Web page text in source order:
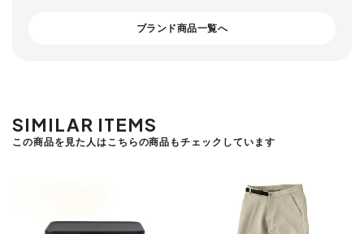
ブランド商品一覧へ
SIMILAR ITEMS
この商品を見た人はこちらの商品もチェックしています